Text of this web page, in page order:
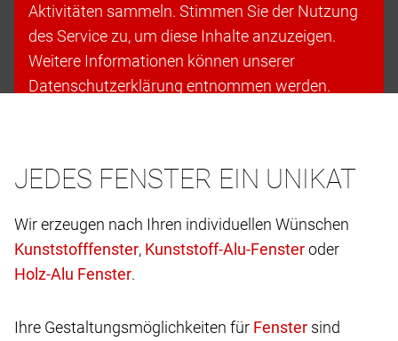
Aktivitäten sammeln. Stimmen Sie der Nutzung
des Service zu, um diese Inhalte anzuzeigen.
Weitere Informationen können unserer
Datenschutzerklärung entnommen werden.
JEDES FENSTER EIN UNIKAT
Wir erzeugen nach Ihren individuellen Wünschen
,
oder
.
Ihre Gestaltungsmöglichkeiten für
sind